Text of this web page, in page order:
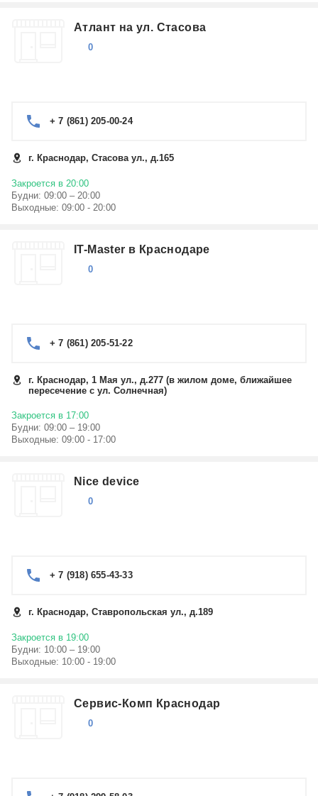
Атлант на ул. Стасова
0
+ 7 (861) 205-00-24
г. Краснодар, Стасова ул., д.165
Закроется в 20:00
Будни: 09:00 – 20:00
Выходные: 09:00 - 20:00
IT-Master в Краснодаре
0
+ 7 (861) 205-51-22
г. Краснодар, 1 Мая ул., д.277 (в жилом доме, ближайшее
пересечение с ул. Солнечная)
Закроется в 17:00
Будни: 09:00 – 19:00
Выходные: 09:00 - 17:00
Nice device
0
+ 7 (918) 655-43-33
г. Краснодар, Ставропольская ул., д.189
Закроется в 19:00
Будни: 10:00 – 19:00
Выходные: 10:00 - 19:00
Сервис-Комп Краснодар
0